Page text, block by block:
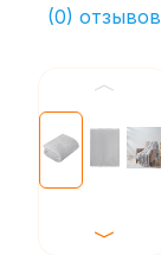
(0) отзывов